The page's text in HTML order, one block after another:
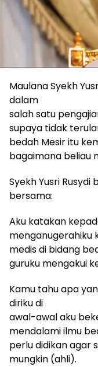
Maulana Syekh
dalam
salah satu
supaya tidak
bedah Mesir itu
bagaimana beliau
Syekh Yusri
bersama:
Aku katakan
menganugerahiku
medis di bidang
guruku mengakui
Kamu tahu apa
diriku di
awal-awal aku
mendalami ilmu
perlu didikan agar
mungkin (ahli).